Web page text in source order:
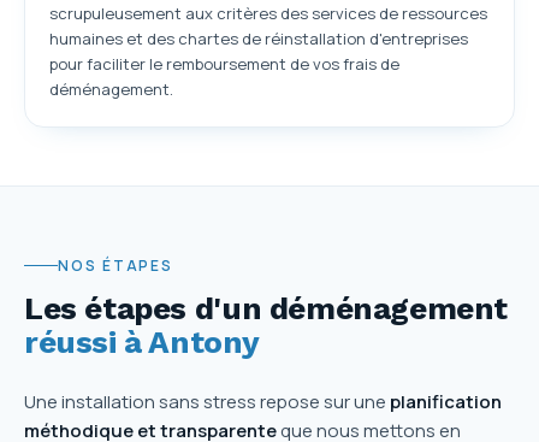
scrupuleusement aux critères des services de ressources
humaines et des chartes de réinstallation d'entreprises
pour faciliter le remboursement de vos frais de
déménagement.
NOS ÉTAPES
Les étapes d'un déménagement
réussi à Antony
Une installation sans stress repose sur une planification
méthodique et transparenteque nous mettons en